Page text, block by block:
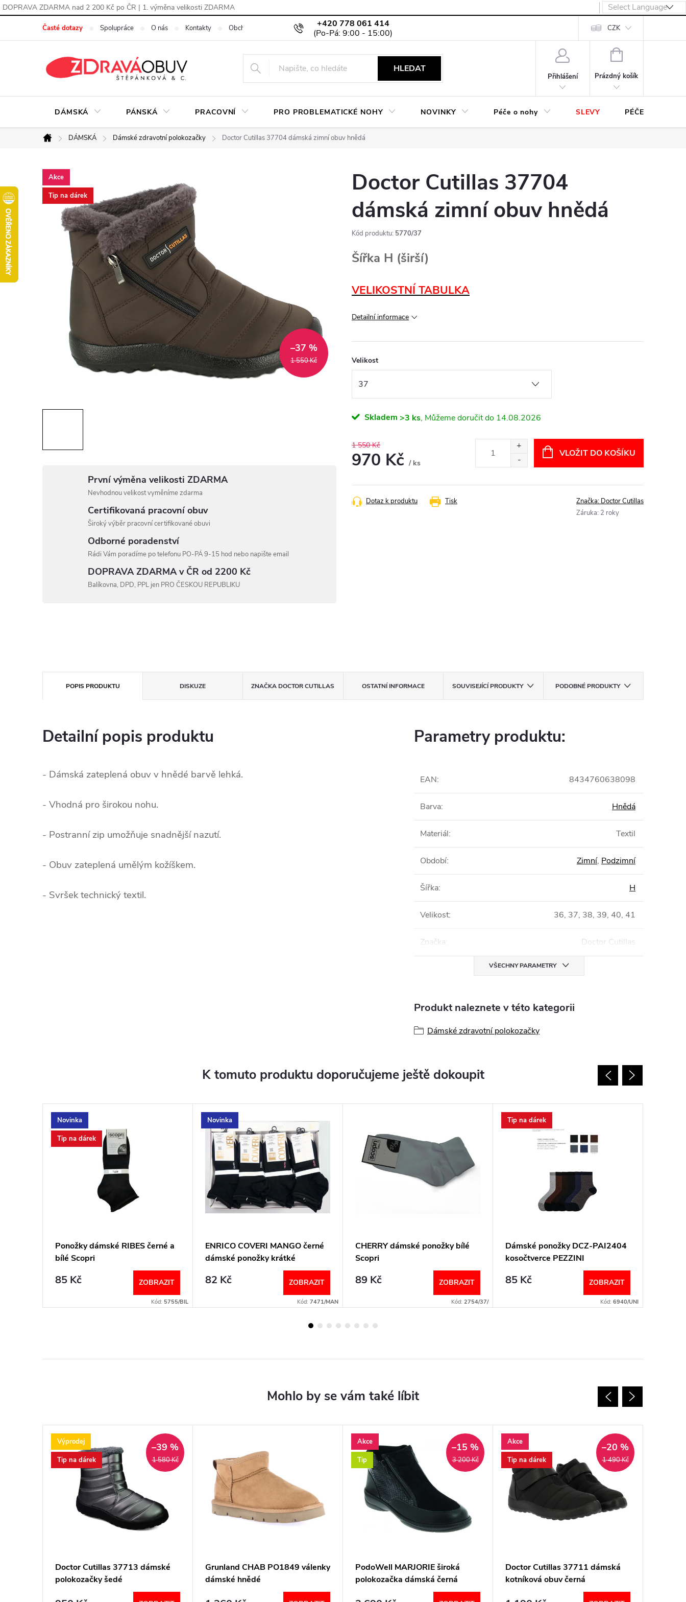
DOPRAVA ZDARMA nad 2 200 Kč po ČR | 1. výměna velikosti ZDARMA
+420 778 061 414
Časté dotazy Spolupráce O nás Kontakty Obchodní podmínky Podmínky ochrany osobních údajů CZK
HLEDAT
Přihlášení
NÁKUPNÍ
Prázdný košík
DÁMSKÁ PÁNSKÁ PRACOVNÍ PRO PROBLEMATICKÉ NOHY NOVINKY Péče o nohy SLEVY PÉČE O OBUV
Domů
DÁMSKÁ Dámské zdravotní polokozačky Doctor Cutillas 37704 dámská zimní obuv hnědá
Akce
Tip na dárek
1 550 Kč
–37 %
První výměna velikosti ZDARMA
Nevhodnou velikost vyměníme zdarma
Certifikovaná pracovní obuv
Široký výběr pracovní certifikované obuvi
Odborné poradenství
Rádi Vám poradíme po telefonu PO-PÁ 9-15 hod nebo napište email
DOPRAVA ZDARMA v ČR od 2200 Kč
Balíkovna, DPD, PPL jen PRO ČESKOU REPUBLIKU
Doctor Cutillas 37704
dámská zimní obuv hnědá
Kód produktu: 5770/37
Šířka H (širší)
VELIKOSTNÍ TABULKA
Detailní informace
Velikost
Skladem >3 ks 14.08.2026
1 550 Kč
970 Kč / ks
cena:
VLOŽIT DO KOŠÍKU
Tisk
Dotaz k produktu Značka: Doctor Cutillas
Záruka: 2 roky
POPIS PRODUKTU DISKUZE ZNAČKA DOCTOR CUTILLAS OSTATNÍ INFORMACE SOUVISEJÍCÍ PRODUKTY PODOBNÉ PRODUKTY
Detailní popis produktu
- Dámská zateplená obuv v hnědé barvě lehká.
- Vhodná pro širokou nohu.
- Postranní zip umožňuje snadnější nazutí.
- Obuv zateplená umělým kožíškem.
- Svršek technický textil.
Parametry produktu:
EAN: 8434760638098
Barva: Hnědá
Materiál: Textil
Období: Zimní, Podzimní
Šířka: H
Velikost: 36, 37, 38, 39, 40, 41
Značka: Doctor Cutillas
VŠECHNY PARAMETRY
Produkt naleznete v této kategorii
Dámské zdravotní polokozačky
K tomuto produktu doporučujeme ještě dokoupit
Novinka
Tip na dárek
Ponožky dámské RIBES černé a
bílé Scopri
85 Kč ZOBRAZIT
Kód: 5755/BIL
Novinka
ENRICO COVERI MANGO černé
dámské ponožky krátké
82 Kč ZOBRAZIT
Kód: 7471/MAN
CHERRY dámské ponožky bílé
Scopri
89 Kč ZOBRAZIT
Kód: 2754/37/
Tip na dárek
Dámské ponožky DCZ-PAI2404
kosočtverce PEZZINI
85 Kč ZOBRAZIT
Kód: 6940/UNI
Výprodej
Tip na dárek
1 580 Kč
–39 %
Doctor Cutillas 37713 dámské
polokozačky šedé
Grunland CHAB PO1849 válenky
dámské hnědé
Akce
Tip
3 200 Kč
–15 %
PodoWell MARJORIE široká
polokozačka dámská černá
Akce
Tip na dárek
1 490 Kč
–20 %
Doctor Cutillas 37711 dámská
kotníková obuv černá